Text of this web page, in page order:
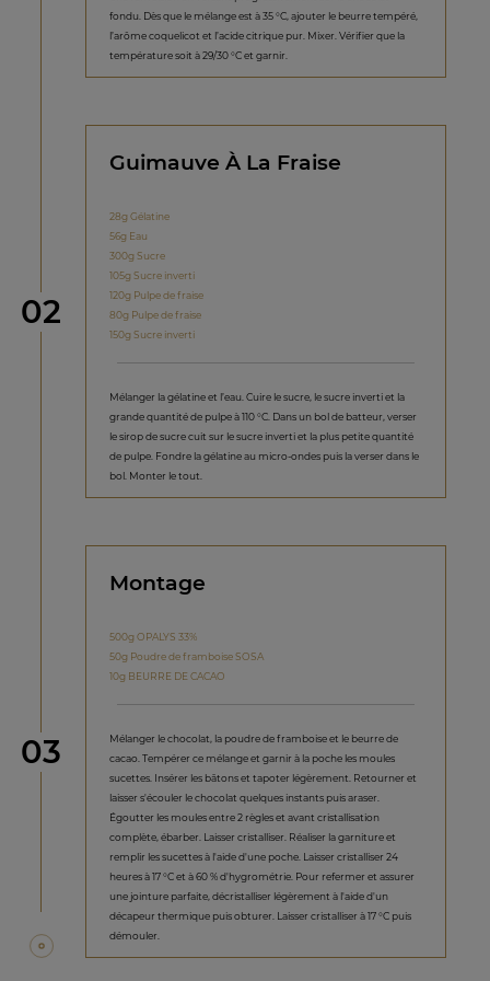
fondu. Dès que le mélange est à 35 °C, ajouter le beurre tempéré,
l’arôme coquelicot et l’acide citrique pur. Mixer. Vérifier que la
température soit à 29/30 °C et garnir.
étape
02
Guimauve À La Fraise
28g Gélatine
56g Eau
300g Sucre
105g Sucre inverti
120g Pulpe de fraise
80g Pulpe de fraise
150g Sucre inverti
Mélanger la gélatine et l’eau. Cuire le sucre, le sucre inverti et la
grande quantité de pulpe à 110 °C. Dans un bol de batteur, verser
le sirop de sucre cuit sur le sucre inverti et la plus petite quantité
de pulpe. Fondre la gélatine au micro-ondes puis la verser dans le
bol. Monter le tout.
étape
03
Montage
500g OPALYS 33%
50g Poudre de framboise SOSA
10g BEURRE DE CACAO
Mélanger le chocolat, la poudre de framboise et le beurre de
cacao. Tempérer ce mélange et garnir à la poche les moules
sucettes. Insérer les bâtons et tapoter légèrement. Retourner et
laisser s'écouler le chocolat quelques instants puis araser.
Égoutter les moules entre 2 règles et avant cristallisation
complète, ébarber. Laisser cristalliser. Réaliser la garniture et
remplir les sucettes à l'aide d'une poche. Laisser cristalliser 24
heures à 17 °C et à 60 % d'hygrométrie. Pour refermer et assurer
une jointure parfaite, décristalliser légèrement à l'aide d'un
décapeur thermique puis obturer. Laisser cristalliser à 17 °C puis
démouler.